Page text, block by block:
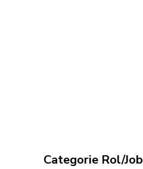
Categorie Rol/Job